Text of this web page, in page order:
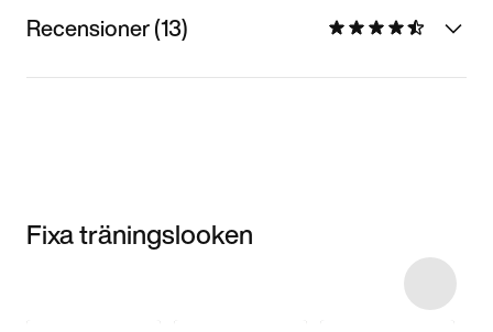
Recensioner (13)
Fixa träningslooken